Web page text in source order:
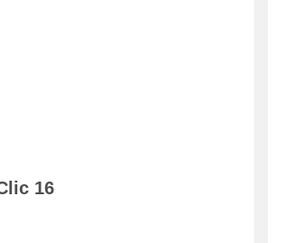
16